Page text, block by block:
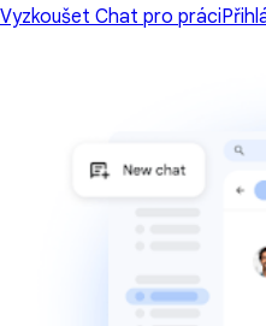
Vyzkoušet Chat pro práci